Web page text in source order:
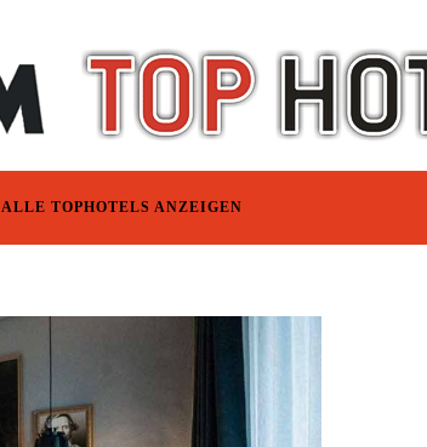
ALLE TOPHOTELS ANZEIGEN